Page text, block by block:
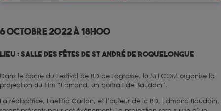
6 octobre 2022 à 18h00
Lieu :Salle des Fêtes de St André de Roquelongue
Dans le cadre du Festival de BD de Lagrasse, la MILCOM organise la
projection du film “Edmond, un portrait de Baudoin”.
La réalisatrice, Laetitia Carton, et l’auteur de la BD, Edmond Baudoin,